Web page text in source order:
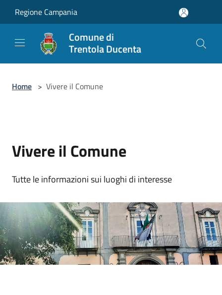
Regione Campania
Comune di
Trentola Ducenta
Home > Vivere il Comune
Vivere il Comune
Tutte le informazioni sui luoghi di interesse